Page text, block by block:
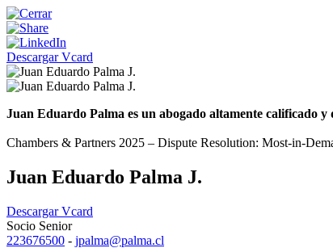
Descargar Vcard
Juan Eduardo Palma es un abogado altamente calificado
Chambers & Partners 2025 – Dispute Resolution: Most-in-
Juan Eduardo Palma J.
Descargar Vcard
Socio Senior
223676500 - jpalma@palma.cl